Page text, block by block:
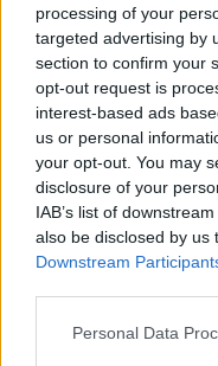
processing of your
targeted advertising by
section to confirm your
opt-out request is
interest-based ads
us or personal
your opt-out. You may
disclosure of your
IAB’s list of
also be disclosed by us
Downstream
Please note that this
Personal Data
Ελλάδα 07.05.2025
φοιτητής που
στην
Ο δράστης έχει
«Δεν υποχωρώ»,